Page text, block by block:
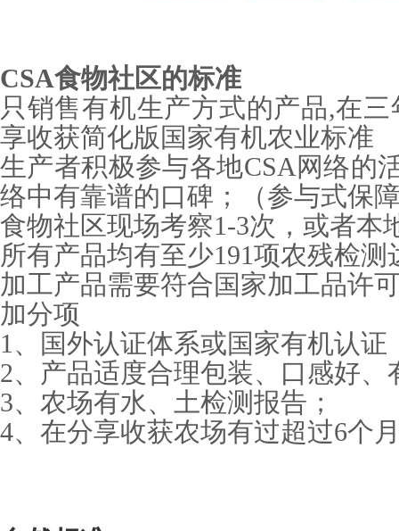
CSA食物社区的标准
只销售有机生产方式的产品,在
享收获简化版国家有机农业标准
生产者积极参与各地CSA网络的
络中有靠谱的口碑；（参与式保
食物社区现场考察1-3次，或者本
所有产品均有至少191项农残检测
加工产品需要符合国家加工品许
加分项
1、国外认证体系或国家有机认证
2、产品适度合理包装、口感好、
3、农场有水、土检测报告；
4、在分享收获农场有过超过6个